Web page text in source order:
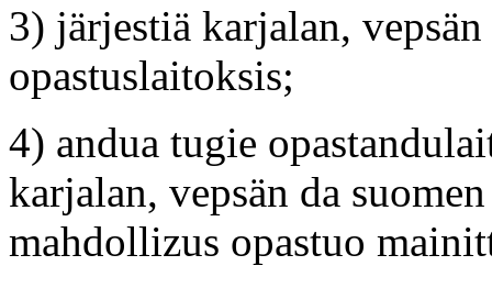
3) järjestiä karjalan,
opastuslaitoksis;
4) andua tugie
karjalan, vepsän da
mahdollizus opastuo